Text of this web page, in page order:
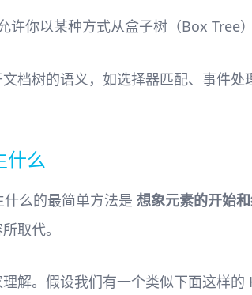
许你以某种方式从盒子树（Box Tree
档树的语义，如选择器匹配、事件
什么
什么的最简单方法是 想象元素的开始
取代。
解。假设我们有一个类似下面这样的